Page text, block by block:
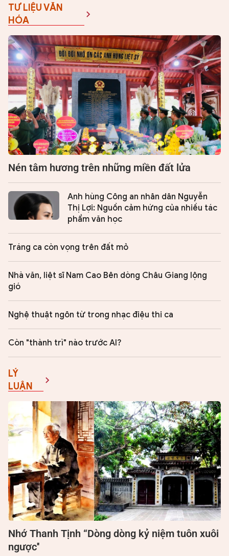
TƯ LIỆU VĂN
HÓA
Nén tâm hương trên những miền đất lửa
Anh hùng Công an nhân dân Nguyễn
Thị Lợi: Nguồn cảm hứng của nhiều tác
phẩm văn học
Tráng ca còn vọng trên đất mỏ
Nhà văn, liệt sĩ Nam Cao Bên dòng Châu Giang lộng
gió
Nghệ thuật ngôn từ trong nhạc điệu thi ca
Còn "thành trì" nào trước AI?
LÝ
LUẬN
Nhớ Thanh Tịnh “Dòng dòng kỷ niệm tuôn xuôi
ngược''